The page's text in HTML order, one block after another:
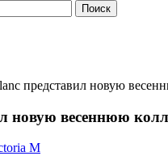
представил новую
новую весеннюю
M